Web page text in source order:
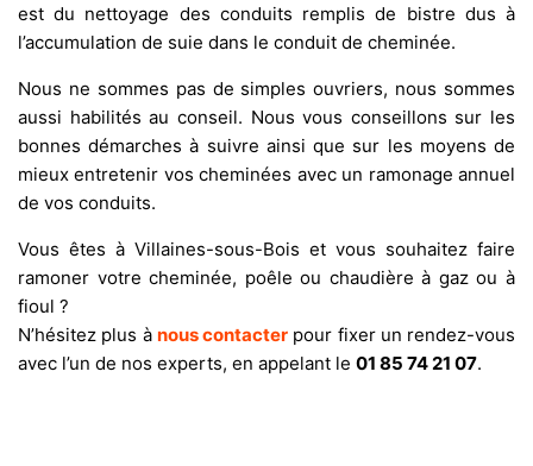
est du nettoyage des conduits remplis de bistre dus à
l’accumulation de suie dans le conduit de cheminée.
Nous ne sommes pas de simples ouvriers, nous sommes
aussi habilités au conseil. Nous vous conseillons sur les
bonnes démarches à suivre ainsi que sur les moyens de
mieux entretenir vos cheminées avec un ramonage annuel
de vos conduits.
Vous êtes à Villaines-sous-Bois et vous souhaitez faire
ramoner votre cheminée, poêle ou chaudière à gaz ou à
fioul ?
N’hésitez plus à nous contacter pour fixer un rendez-vous
avec l’un de nos experts, en appelant le 01 85 74 21 07.